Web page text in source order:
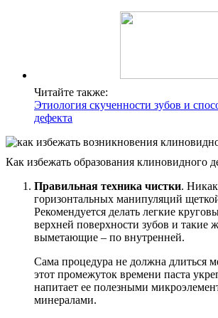
Читайте также:
Этиология скученности зубов и
дефекта
Как избежать образования клиновидного
Правильная техника чистки.
горизонтальных манипуляций
Рекомендуется делать легкие
верхней поверхности зубов и такие
выметающие – по внутренней.
Сама процедура не должна длиться
этот промежуток времени паста
напитает ее полезными
минералами.